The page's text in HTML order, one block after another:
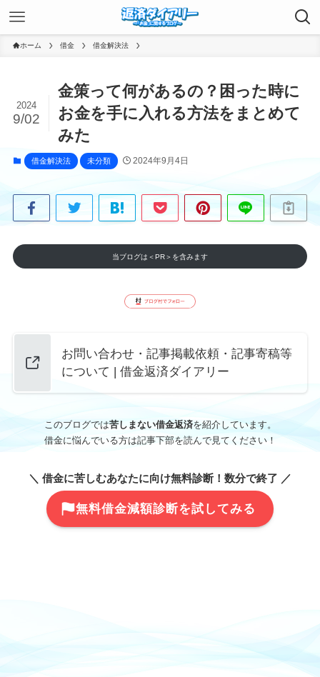
ホーム 借金 借金解決法
金策って何があるの？困った時に
お金を手に入れる方法をまとめて
みた
2024
9/02
借金解決法 未分類 2024年9月4日
当ブログは＜PR＞を含みます
お問い合わせ・記事掲載依頼・記事寄稿等
について | 借金返済ダイアリー
このブログでは苦しまない借金返済を紹介しています。
借金に悩んでいる方は記事下部を読んで見てください！
＼ 借金に苦しむあなたに向け無料診断！数分で終了 ／
無料借金減額診断を試してみる